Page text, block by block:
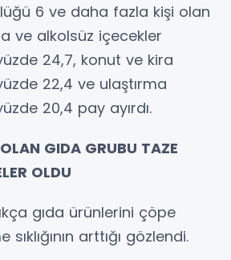
6 ve daha fazla kişi olan
ve alkolsüz içecekler
24,7, konut ve kira
22,4 ve ulaştırma
20,4 pay ayırdı.
GIDA GRUBU TAZE
OLDU
gıda ürünlerini çöpe
arttığı gözlendi.